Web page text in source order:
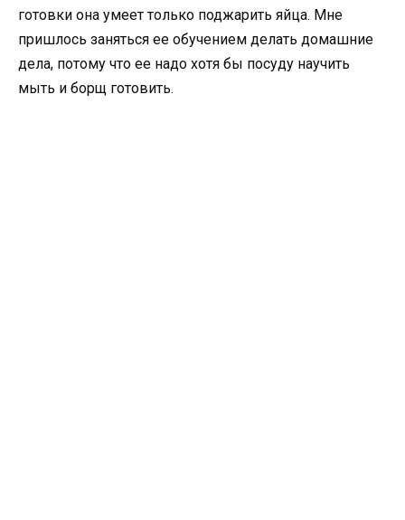
готовки она умеет только поджарить яйца. Мне
пришлось заняться ее обучением делать домашние
дела, потому что ее надо хотя бы посуду научить
мыть и борщ готовить.